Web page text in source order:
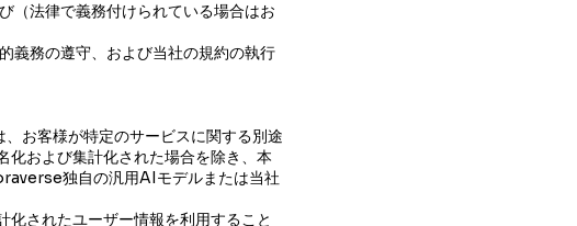
（法律で義務付けられている場合はお
義務の遵守、および当社の規約の執行
お客様が特定のサービスに関する別途
化および集計化された場合を除き、本
独自の汎用AIモデルまたは当社
されたユーザー情報を利用すること